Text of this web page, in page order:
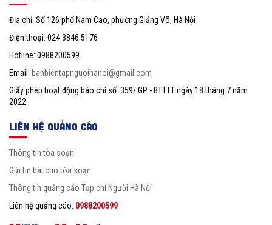
Địa chỉ: Số 126 phố Nam Cao, phường Giảng Võ, Hà Nội
Điện thoại: 024 3846 5176
Hotline: 0988200599
Email: banbientapnguoihanoi@gmail.com
Giấy phép hoạt động báo chí số: 359/ GP - BTTTT ngày 18 tháng 7 năm
2022
LIÊN HỆ QUẢNG CÁO
Thông tin tòa soạn
Gửi tin bài cho tòa soạn
Thông tin quảng cáo Tạp chí Người Hà Nội
Liên hệ quảng cáo: 0988200599